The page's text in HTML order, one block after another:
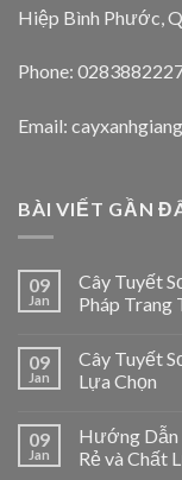
Hiệp Bình Phước,
Phone:
Email:
BÀI VIẾT GẦN
09
Jan
Cây Tuyết
Pháp Trang
09
Jan
Cây Tuyết
Lựa Chọn
09
Jan
Hướng Dẫn
Rẻ và Chất